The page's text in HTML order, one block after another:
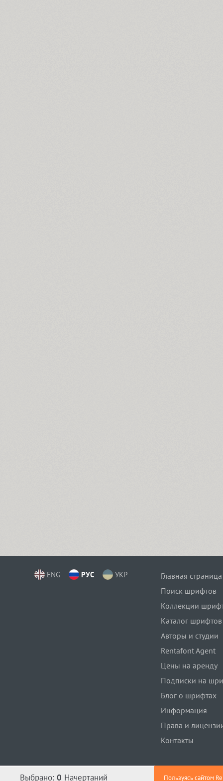
Выбрано: 0 Начертаний
ENG РУС УКР
Главная страница
Поиск шрифтов
Коллекции
Каталог шрифтов
Авторы и студии
Rentafont Agent
Цены на аренду
Подписки на
Блог о шрифтах
Информация
Права и
Контакты
Пользуясь сайтом